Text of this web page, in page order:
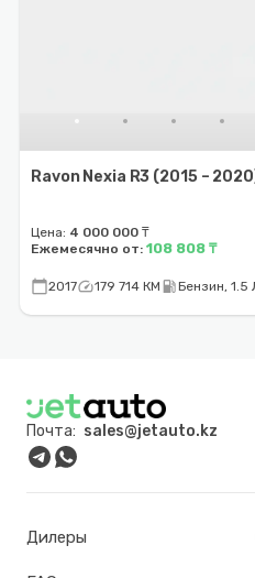
Ravon Nexia R3 (2015 –
Цена: 4 000 000 ₸
Ежемесячно от: 108 808 ₸
calendar_today2017speed179 714 КМ local_gas_stationБензин, 1.5
Почта: sales@jetauto.kz
Дилеры